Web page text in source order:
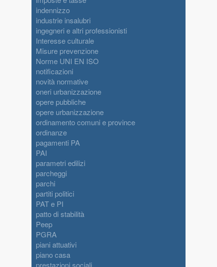
indennizzo
industrie insalubri
ingegneri e altri professionisti
Interesse culturale
Misure prevenzione
Norme UNI EN ISO
notificazioni
novità normative
oneri urbanizzazione
opere pubbliche
opere urbanizzazione
ordinamento comuni e province
ordinanze
pagamenti PA
PAI
parametri edilizi
parcheggi
parchi
partiti politici
PAT e PI
patto di stabilità
Peep
PGRA
piani attuativi
piano casa
prestazioni sociali